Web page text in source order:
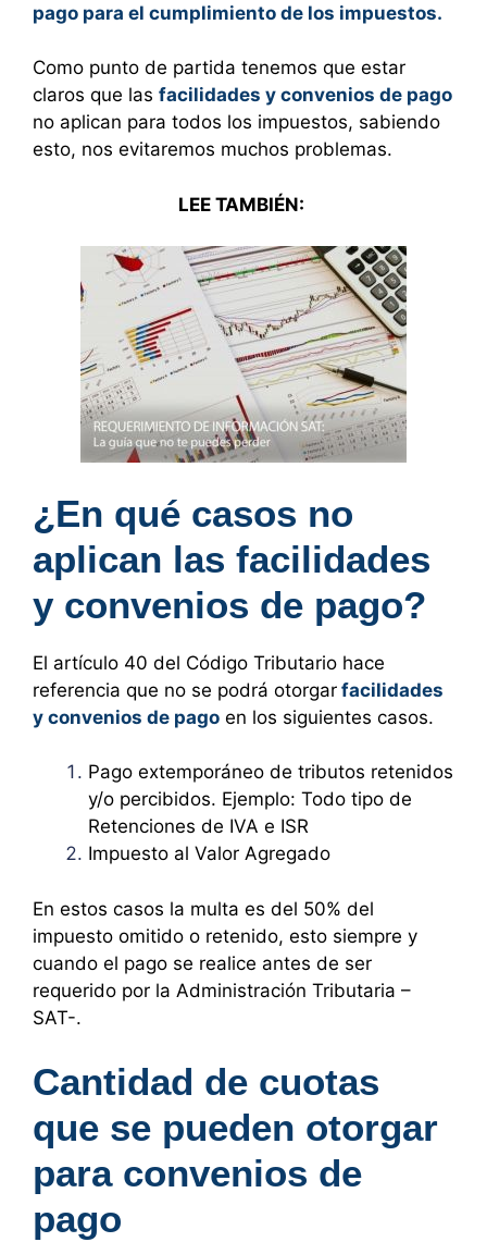
pago para el cumplimiento de los impuestos.
Como punto de partida tenemos que estar
claros que las facilidades y convenios de pago
no aplican para todos los impuestos, sabiendo
esto, nos evitaremos muchos problemas.
LEE TAMBIÉN:
¿En qué casos no
aplican las facilidades
y convenios de pago?
El artículo 40 del Código Tributario hace
referencia que no se podrá otorgar facilidades
y convenios de pago en los siguientes casos.
Pago extemporáneo de tributos retenidos
y/o percibidos. Ejemplo: Todo tipo de
Retenciones de IVA e ISR
Impuesto al Valor Agregado
En estos casos la multa es del 50% del
impuesto omitido o retenido, esto siempre y
cuando el pago se realice antes de ser
requerido por la Administración Tributaria –
SAT-.
Cantidad de cuotas
que se pueden otorgar
para convenios de
pago